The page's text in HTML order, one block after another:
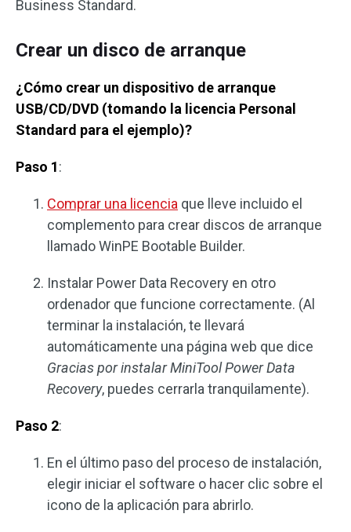
Business Standard.
Crear un disco de arranque
¿Cómo crear un dispositivo de arranque
USB/CD/DVD (tomando la licencia Personal
Standard para el ejemplo)?
Paso 1:
Comprar una licencia que lleve incluido el
complemento para crear discos de arranque
llamado WinPE Bootable Builder.
Instalar Power Data Recovery en otro
ordenador que funcione correctamente. (Al
terminar la instalación, te llevará
automáticamente una página web que dice
Gracias por instalar MiniTool Power Data
Recovery, puedes cerrarla tranquilamente).
Paso 2:
En el último paso del proceso de instalación,
elegir iniciar el software o hacer clic sobre el
icono de la aplicación para abrirlo.